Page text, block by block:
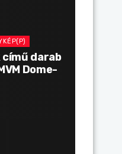
című darab
Dome-